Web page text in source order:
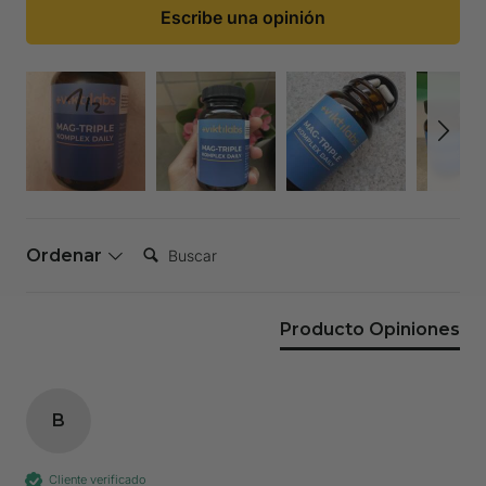
Escribe una opinión
Ordenar Buscar:
Producto Opiniones
B
Cliente verificado